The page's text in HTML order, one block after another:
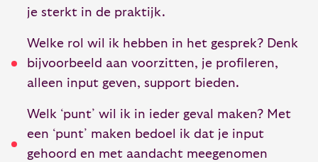
je sterkt in de praktijk.
Welke rol wil ik hebben in het gesprek? Denk
bijvoorbeeld aan voorzitten, je profileren,
alleen input geven, support bieden.
Welk ‘punt’ wil ik in ieder geval maken? Met
een ‘punt’ maken bedoel ik dat je input
gehoord en met aandacht meegenomen